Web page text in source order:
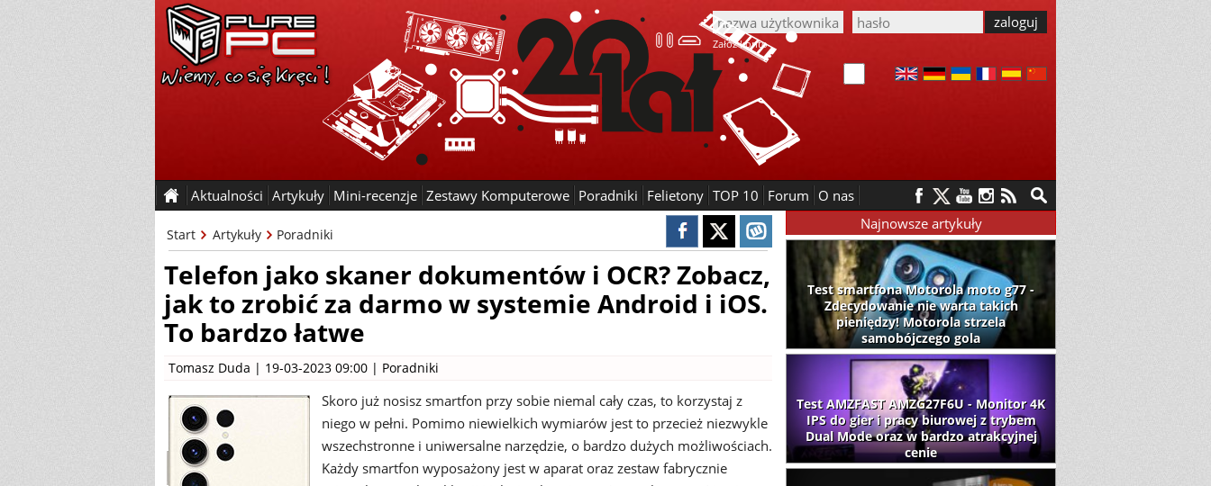
Załóż konto
Aktualności Artykuły Mini-recenzje Zestawy Komputerowe Poradniki Felietony TOP 10 Forum O nas
Start Artykuły Poradniki
Telefon jako skaner dokumentów i OCR? Zobacz,
jak to zrobić za darmo w systemie Android i iOS.
To bardzo łatwe
Tomasz Duda | 19-03-2023 09:00 | Poradniki
Skoro już nosisz smartfon przy sobie niemal cały czas, to korzystaj z
niego w pełni. Pomimo niewielkich wymiarów jest to przecież niezwykle
wszechstronne i uniwersalne narzędzie, o bardzo dużych możliwościach.
Każdy smartfon wyposażony jest w aparat oraz zestaw fabrycznie
Najnowsze artykuły
Test smartfona Motorola moto g77 -
Zdecydowanie nie warta takich
pieniędzy! Motorola strzela
samobójczego gola
Test AMZFAST AMZG27F6U - Monitor 4K
IPS do gier i pracy biurowej z trybem
Dual Mode oraz w bardzo atrakcyjnej
cenie